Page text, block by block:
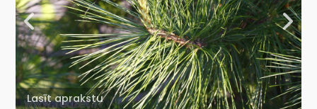
Lasīt aprakstu